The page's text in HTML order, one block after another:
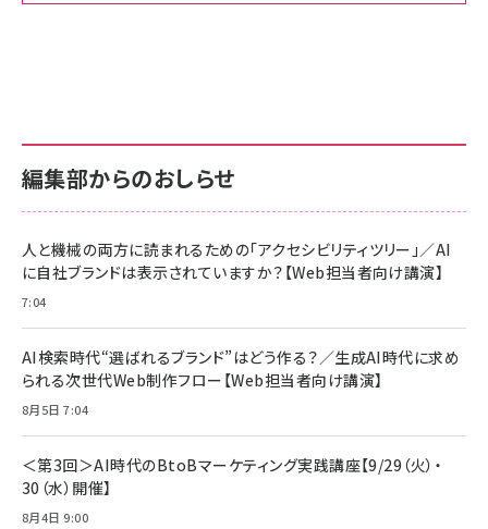
￥880
anan(アンアン)2026/06/24号 No.2500増
刊 スペシャルエディション[王道エンタメの矜
￥1,100
No.2502[2026年後半、あなたの恋と運命／山
￥880
内サポート正規品 メーカー保証5年
KLMEA128G
NIMASO ガラスフィルム iPhone 17 用 保護
止 貼りやすい ガイド枠付き いPhone17 (6.3
インチ) 対応 2枚セット DSP25F1698
￥1,599
【New】Amazon Fire TV Stick HD | 手軽に
ディアプレイヤー
￥6,980
Anker Soundcore P31i (Bluetooth 6.1)
【完全ワイヤレスイヤホン/アクティブノイズキャ
ンセリング/マルチポイント接続 / 最大50時間
内サポート正規品 メーカー保証5年
KLMEA128G
Amazon eギフトカード - Amazonロゴ - ク
￥5,000
C ケーブル Anker絡まないケーブル 240W 結
iPhone 17 / 16 / 15 / Galaxy iPad Pro
MacBook Pro/Air 各種対応 (1.8m ミッドナ
イトブラック)
￥1,890
本
￥4,192
編集部からのおしらせ
人と機械の両方に読まれるための「アクセシビリティツリー」／AI
に自社ブランドは表示されていますか？【Web担当者向け講演】
7:04
AI検索時代“選ばれるブランド”はどう作る？／生成AI時代に求め
られる次世代Web制作フロー【Web担当者向け講演】
8月5日 7:04
＜第3回＞AI時代のBtoBマーケティング実践講座【9/29（火）・
30（水）開催】
8月4日 9:00